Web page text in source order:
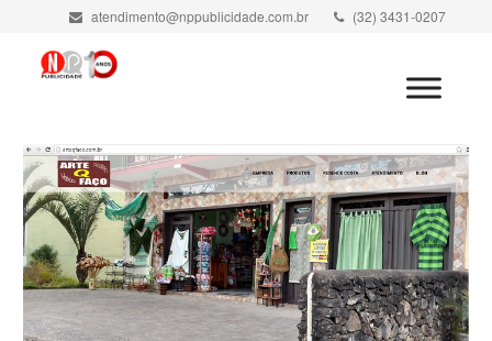
atendimento@nppublicidade.com.br
(32) 3431-0207